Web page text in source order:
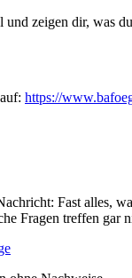
zeigen dir, was
https://
Fast alles,
Fragen treffen gar